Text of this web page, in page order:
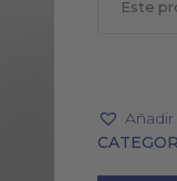
Este